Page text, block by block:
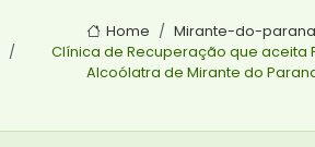
Home
Mirante-do-
Clínica de Recuperação que aceita
Alcoólatra de Mirante do